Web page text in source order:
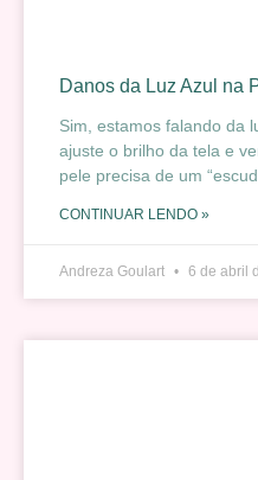
Danos da Luz Azul na
Sim, estamos falando da
ajuste o brilho da tela e
pele precisa de um
CONTINUAR LENDO »
Andreza Goulart 6 de abril